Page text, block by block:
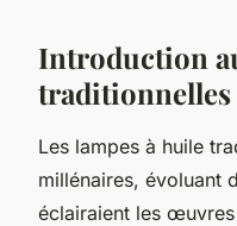
Introduction
traditionnelles
Les lampes à huile
millénaires, évoluant
éclairaient les